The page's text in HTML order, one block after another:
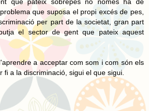
que suposa el propi excés de pes,
per part de la societat, gran part
el sector de gent que pateix aquest
a acceptar com som i com són els
fi a la discriminació, sigui el que sigui.